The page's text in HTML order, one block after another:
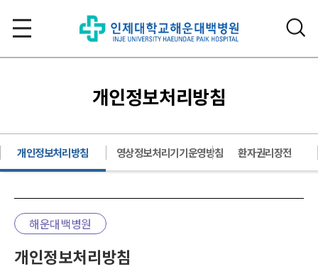
개인정보처리방침
개인정보처리방침 영상정보처리기기운영방침 환자권리장전
해운대백병원
개인정보처리방침